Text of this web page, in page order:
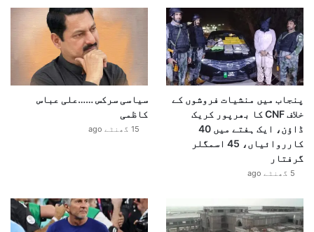
پنجاب میں منشیات فروشوں کے
خلاف CNF کا بھرپور کریک
ڈاؤن، ایک ہفتے میں 40
کارروائیاں، 45 اسمگلر
گرفتار
5 گھنٹے ago
سیاسی سرکس ……علی عباس
کاظمی
15 گھنٹے ago